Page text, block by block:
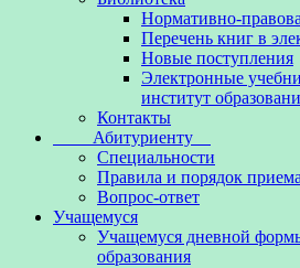
Нормативно-
Перечень книг в
Новые поступления
Электронные
институт
Контакты
Абитуриенту
Специальности
Правила и порядок приема
Вопрос-ответ
Учащемуся
Учащемуся дневной
образования